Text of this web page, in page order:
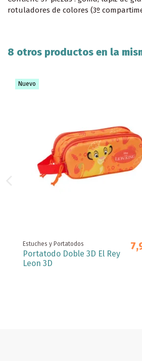
rotuladores de colores (3º
8 otros productos en la
Nuevo
Estuches y Portatodos
Portatodo Doble 3D El Rey
Leon 3D